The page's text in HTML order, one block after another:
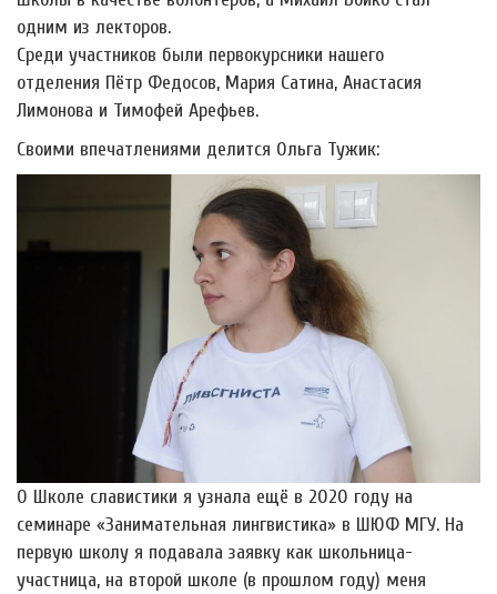
одним из лекторов.
Среди участников были первокурсники нашего
отделения Пётр Федосов, Мария Сатина, Анастасия
Лимонова и Тимофей Арефьев.
Своими впечатлениями делится Ольга Тужик:
О Школе славистики я узнала ещё в 2020 году на
семинаре «Занимательная лингвистика» в ШЮФ МГУ. На
первую школу я подавала заявку как школьница-
участница, на второй школе (в прошлом году) меня